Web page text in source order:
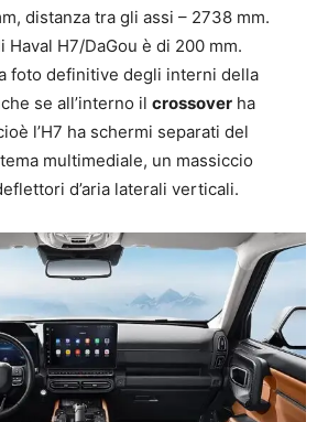
distanza tra gli assi – 2738 mm.
Haval H7/DaGou è di 200 mm.
foto definitive degli interni della
se all’interno il crossover ha
l’H7 ha schermi separati del
multimediale, un massiccio
d’aria laterali verticali.